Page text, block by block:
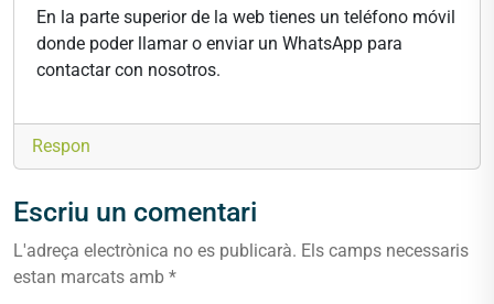
En la parte superior de la web tienes un teléfono móvil
donde poder llamar o enviar un WhatsApp para
contactar con nosotros.
Respon
Escriu un comentari
L'adreça electrònica no es publicarà. Els camps necessaris
estan marcats amb *